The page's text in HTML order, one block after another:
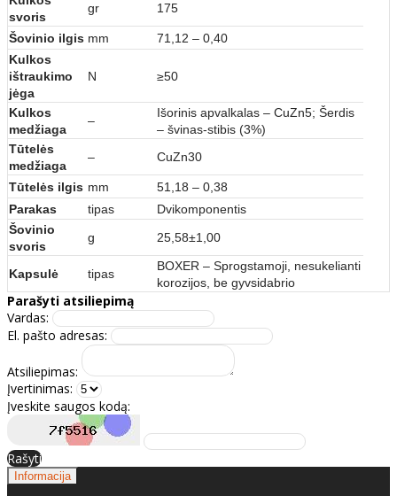
svoris
gr 175
Šovinio ilgis mm
71,12 – 0,40
Kulkos
ištraukimo
jėga
N ≥50
Kulkos
medžiaga
–
Išorinis apvalkalas – CuZn5; Šerdis
– švinas-stibis (3%)
Tūtelės
medžiaga
– CuZn30
Tūtelės ilgis mm
51,18 – 0,38
Parakas
tipas
Dvikomponentis
Šovinio
svoris
g 25,58±1,00
Kapsulė tipas
BOXER – Sprogstamoji, nesukelianti
korozijos, be gyvsidabrio
Parašyti atsiliepimą
Vardas:
El. pašto adresas:
Atsiliepimas:
Įvertinimas:
Įveskite saugos kodą:
Rašyti
Informacija